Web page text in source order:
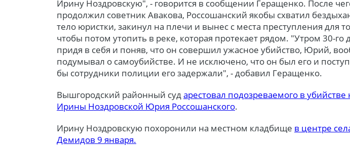
Ирину Ноздровскую", - говорится в сообщении Геращенко. После
продолжил советник Авакова, Россошанский якобы схватил
тело юристки, закинул на плечи и вынес с места преступления для
чтобы потом утопить в реке, которая протекает рядом. "Утром 30-го
придя в себя и поняв, что он совершил ужасное убийство, Юрий,
подумывал о самоубийстве. И не исключено, что он был его и
бы сотрудники полиции его задержали", - добавил Геращенко.
Вышгородский районный сударестовал подозреваемого в убийстве
Ирины Ноздровской Юрия Россошанского.
Ирину Ноздровскую похоронили на местном кладбище в центре
Демидов 9 января.